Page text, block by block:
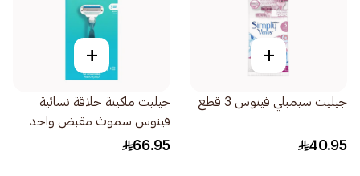
+
جيليت سيمبلي فينوس 3 قطع
40.95
+
جيليت ماكينة حلاقة نسائية
فينوس سموث مقبض واحد
وغيارين 3قطعة
66.95